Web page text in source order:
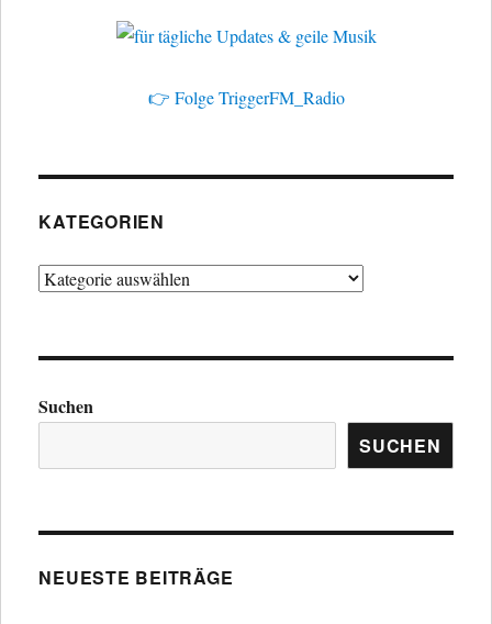
👉 Folge TriggerFM_Radio
KATEGORIEN
Kategorien
Suchen
SUCHEN
NEUESTE BEITRÄGE